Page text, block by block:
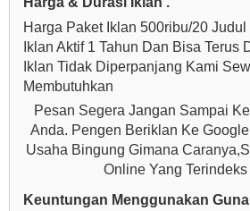
Harga Paket Iklan 500ribu/20 Judul
Iklan Aktif 1 Tahun Dan Bisa Terus
Iklan Tidak Diperpanjang Kami
Membutuhkan
Pesan Segera Jangan Sampai
Anda. Pengen Beriklan Ke
Usaha Bingung Gimana
Online Yang
Keuntungan Menggunakan